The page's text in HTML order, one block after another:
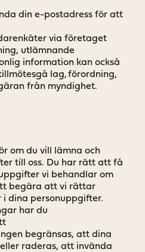
din e-postadress för att
via företaget
utlämnande
information kan också
lag, förordning,
från myndighet.
om du vill lämna och
till oss. Du har rätt att få
vi behandlar om
begära att vi rättar
dina personuppgifter.
har du
begränsas, att dina
raderas, att invända